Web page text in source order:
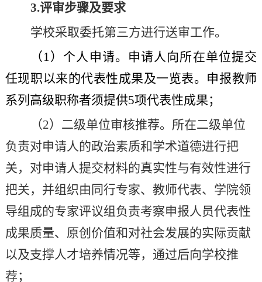
3.评审步骤及要求
学校采取委托第三方进行送审工作。
（ 1）个人申请。申请人向所在单位提交
任现职以来的代表性成果及一览表。申报教师
系列高级职称者须提供5项代表性成果；
（2）二级单位审核推荐。所在二级单位
负责对申请人的政治素质和学术道德进行把
关，对申请人提交材料的真实性与有效性进行
把关，并组织由同行专家、教师代表、学院领
导组成的专家评议组负责考察申报人员代表性
成果质量、原创价值和对社会发展的实际贡献
以及支撑人才培养情况等，通过后向学校推
荐；